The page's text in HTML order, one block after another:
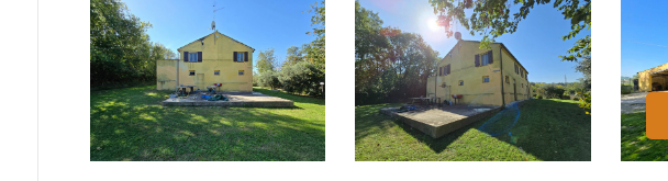
Qualsiasi